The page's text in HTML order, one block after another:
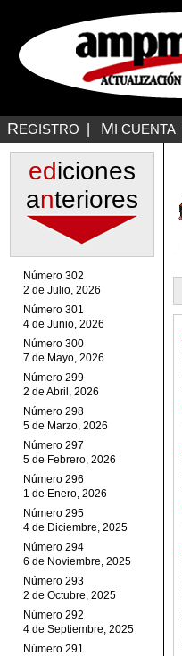
REGISTRO MI CUENTA
ediciones
anteriores
Número 302
2 de Julio, 2026
Número 301
4 de Junio, 2026
Número 300
7 de Mayo, 2026
Número 299
2 de Abril, 2026
Número 298
5 de Marzo, 2026
Número 297
5 de Febrero, 2026
Número 296
1 de Enero, 2026
Número 295
4 de Diciembre, 2025
Número 294
6 de Noviembre, 2025
Número 293
2 de Octubre, 2025
Número 292
4 de Septiembre, 2025
Número 291